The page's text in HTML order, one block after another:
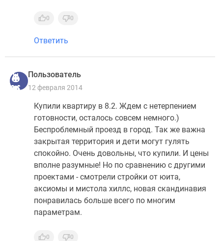
0 0
Ответить
Пользователь
12 февраля 2014
Купили квартиру в 8.2. Ждем с нетерпением
готовности, осталось совсем немного.)
Беспроблемный проезд в город. Так же важна
закрытая территория и дети могут гулять
спокойно. Очень довольны, что купили. И цены
вполне разумные! Но по сравнению с другими
проектами - смотрели стройки от юита,
аксиомы и мистола хиллс, новая скандинавия
понравилась больше всего по многим
параметрам.
0 0